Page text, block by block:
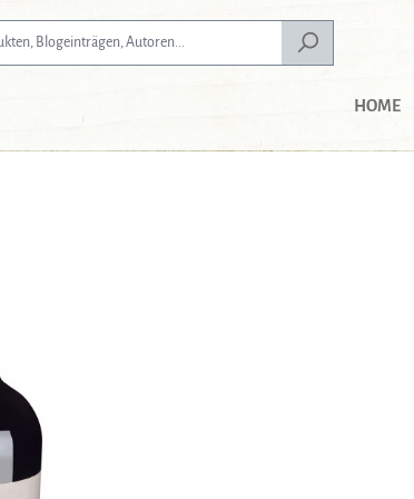
HOME